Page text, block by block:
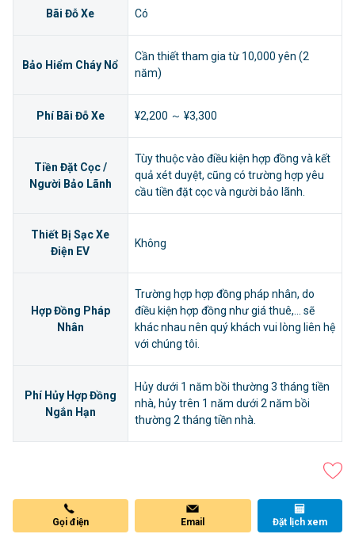
Bãi Đỗ Xe Có
Bảo Hiểm Cháy Nổ
Cần thiết tham gia từ 10,000 yên (2
năm)
Phí Bãi Đỗ Xe ¥2,200 ～ ¥3,300
Tiền Đặt Cọc /
Người Bảo Lãnh
Tùy thuộc vào điều kiện hợp đồng và kết
quả xét duyệt, cũng có trường hợp yêu
cầu tiền đặt cọc và người bảo lãnh.
Thiết Bị Sạc Xe
Điện EV
Không
Hợp Đồng Pháp
Nhân
Trường hợp hợp đồng pháp nhân, do
điều kiện hợp đồng như giá thuê,... sẽ
khác nhau nên quý khách vui lòng liên hệ
với chúng tôi.
Phí Hủy Hợp Đồng
Ngắn Hạn
Hủy dưới 1 năm bồi thường 3 tháng tiền
nhà, hủy trên 1 năm dưới 2 năm bồi
thường 2 tháng tiền nhà.
Gọi điện Email Đặt lịch xem